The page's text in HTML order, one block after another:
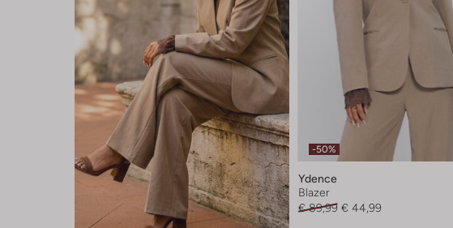
-50%
Ydence
Blazer
€ 89,99 € 44,99